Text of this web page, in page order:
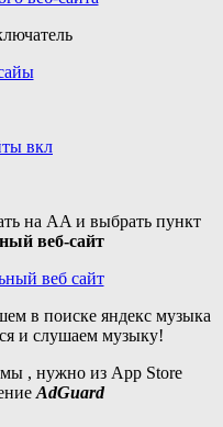
на AA и выбрать пункт
веб-сайт
в поиске яндекс музыка
и слушаем музыку!
, нужно из App Store
AdGuard